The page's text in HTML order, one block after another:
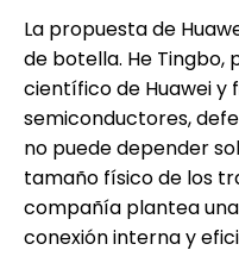
La propuesta de
de botella. He
científico de Huawei y
semiconductores,
no puede depender
tamaño físico de los
compañía plantea
conexión interna y